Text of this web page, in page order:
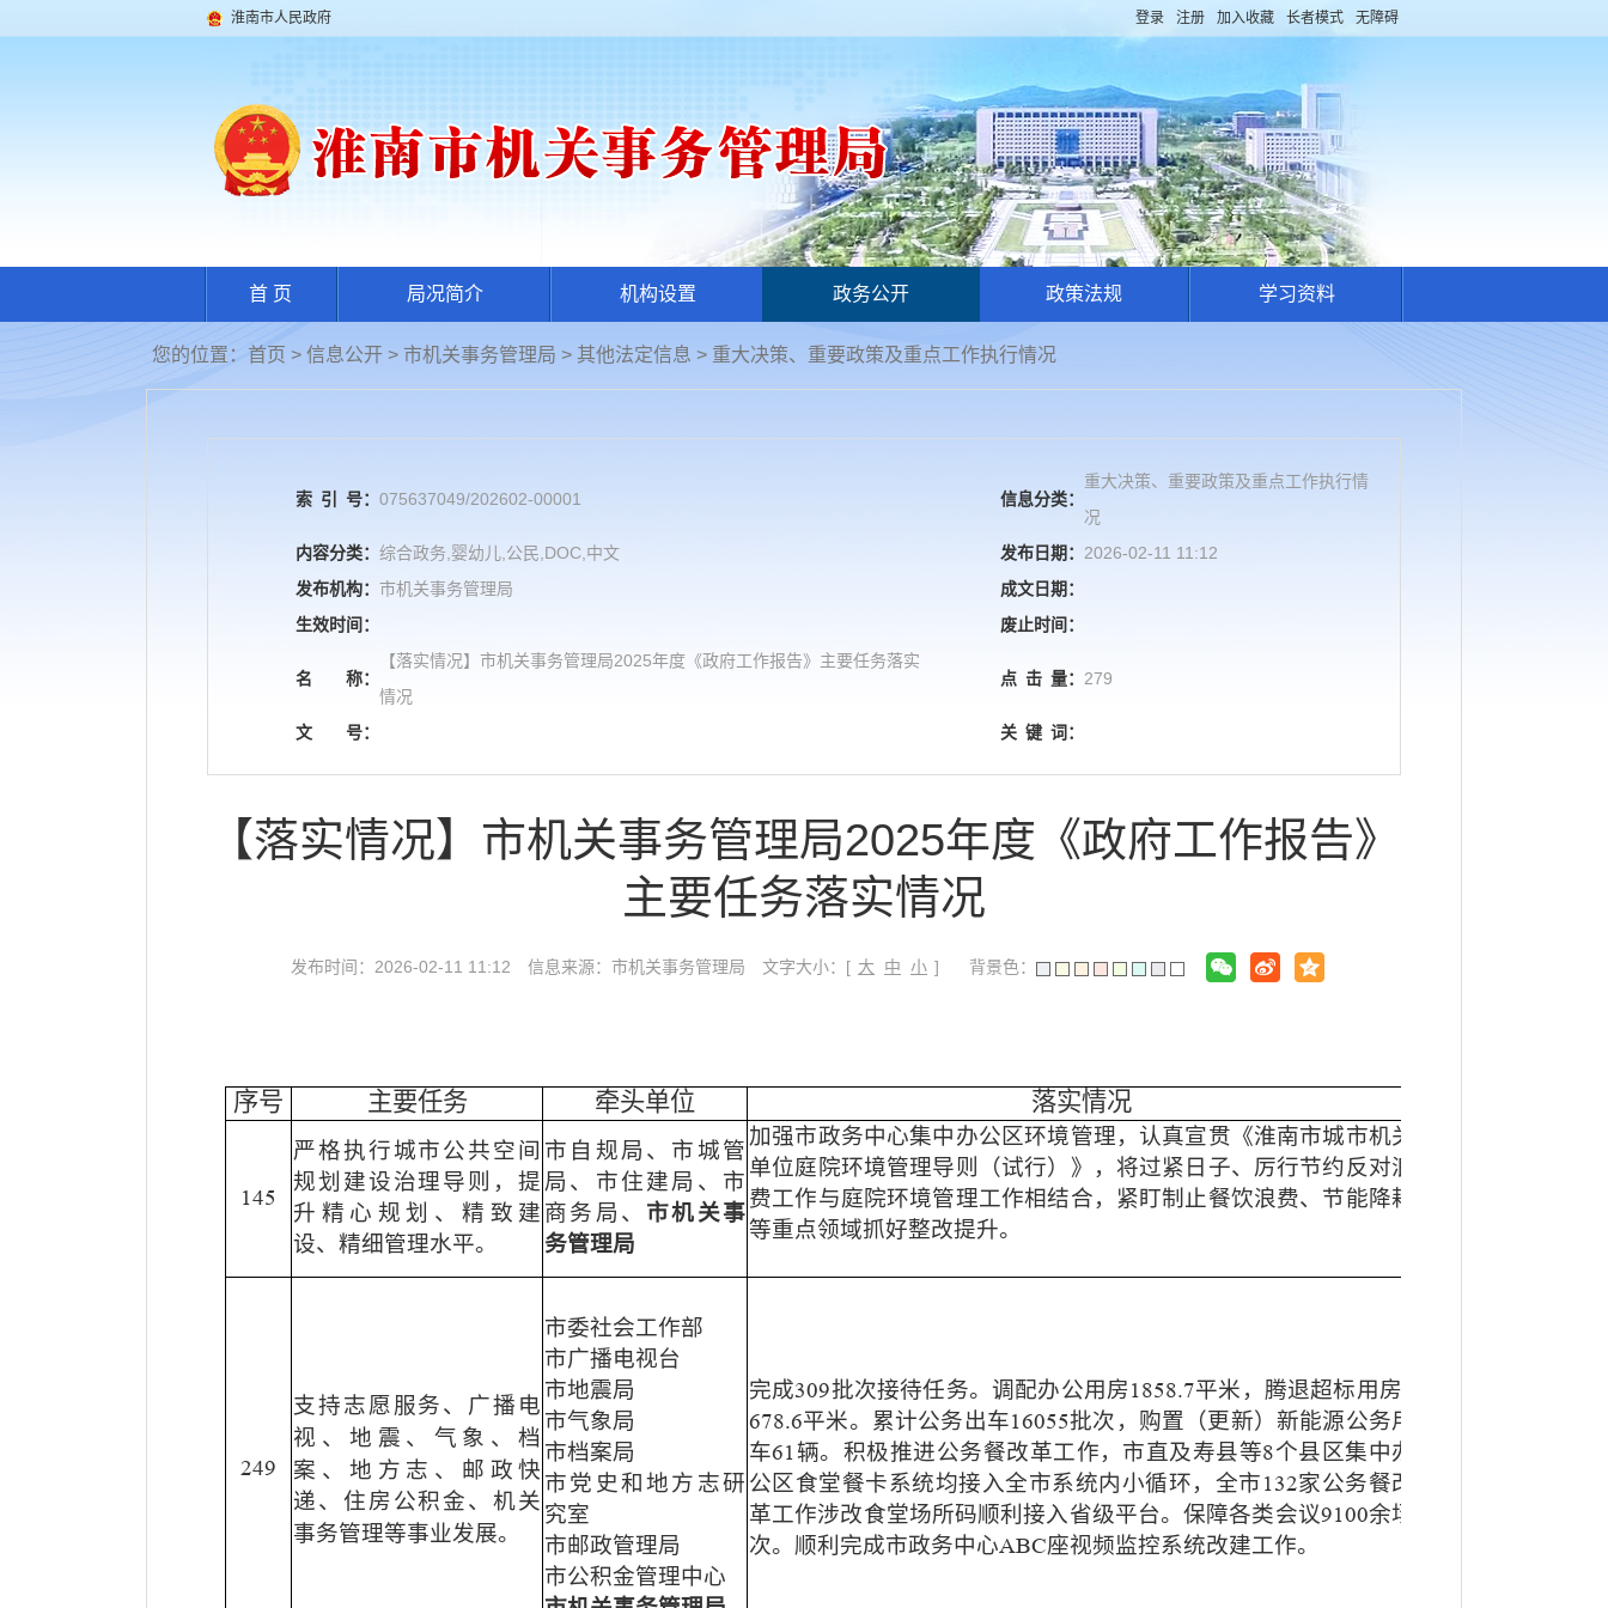
淮南市人民政府 登录 注册 加入收藏 长者模式 无障碍
首 页 局况简介 机构设置 政务公开 政策法规 学习资料
您的位置： 首页 > 信息公开 > 市机关事务管理局 > 其他法定信息 > 重大决策、重要政策及重点工作执行情况
索 引 号： 075637049/202602-00001 信息分类：
重大决策、重要政策及重点工作执行情
况
内容分类： 综合政务,婴幼儿,公民,DOC,中文 发布日期： 2026-02-11 11:12
发布机构： 市机关事务管理局
成文日期：
生效时间：
废止时间：
名 称：
【落实情况】市机关事务管理局2025年度《政府工作报告》主要任务落实
情况
点 击 量： 279
文 号： 关 键 词：
【落实情况】市机关事务管理局2025年度《政府工作报告》
主要任务落实情况
发布时间：2026-02-11 11:12 信息来源：市机关事务管理局 文字大小：[ 大 中 小 ] 背景色：
序号 主要任务 牵头单位 落实情况
145
严格执行城市公共空间
规划建设治理导则，提
升精心规划、精致建
设、精细管理水平。
市自规局、市城管
局、市住建局、市
商务局、 市机关事
务管理局
加强市政务中心集中办公区环境管理，认真宣贯《淮南市城市机关
单位庭院环境管理导则（试行）》，将过紧日子、厉行节约反对浪
费工作与庭院环境管理工作相结合，紧盯制止餐饮浪费、节能降耗
等重点领域抓好整改提升。
249
支持志愿服务、广播电
视、地震、气象、档
案、地方志、邮政快
递、 住房公积金、机关
事务管理等事业发展。
市委社会工作部
市广播电视台
市地震局
市气象局
市档案局
市党史和地方志研
究室
市邮政管理局
市公积金管理中心
完成309批次接待任务。调配办公用房1858.7平米，腾退超标用房
678.6平米。累计公务出车16055批次，购置（更新）新能源公务用
车61辆。积极推进公务餐改革工作，市直及寿县等8个县区集中办
公区食堂餐卡系统均接入全市系统内小循环，全市132家公务餐改
革工作涉改食堂场所码顺利接入省级平台。保障各类会议9100余场
次。顺利完成市政务中心ABC座视频监控系统改建工作。